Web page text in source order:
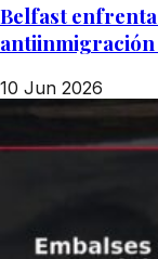
Belfast
antiinmigración
10 Jun 2026